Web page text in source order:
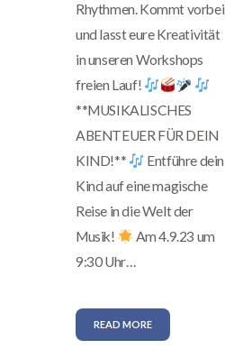
Rhythmen. Kommt vorbei
und lasst eure Kreativität
in unseren Workshops
freien Lauf!
**MUSIKALISCHES
ABENTEUER FÜR DEIN
KIND!**
Entführe dein
Kind auf eine magische
Reise in die Welt der
Musik!
Am 4.9.23 um
9:30 Uhr…
READ MORE